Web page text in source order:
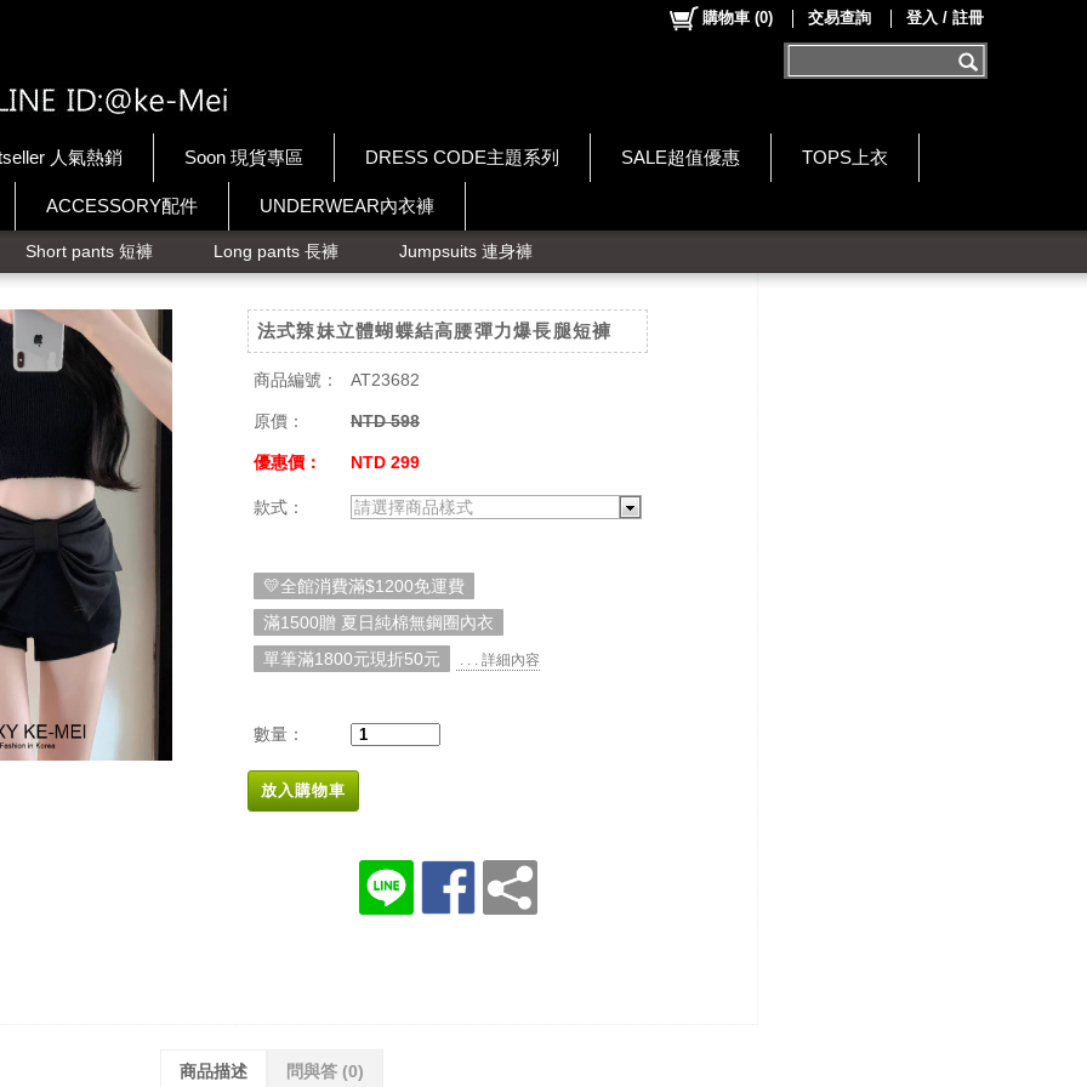
人氣熱銷 Soon 現貨專區 DRESS CODE主題系列 SALE超值優惠 TOPS上衣
ACCESSORY配件 UNDERWEAR內衣褲
購物車 (0) 交易查詢 登入 / 註冊
Short pants 短褲 Long pants 長褲 Jumpsuits 連身褲
法式辣妹立體蝴蝶結高腰彈力爆長腿短褲
商品編號： AT23682
原價： NTD 598
優惠價： NTD 299
款式： 請選擇商品樣式
💛全館消費滿$1200免運費
滿1500贈 夏日純棉無鋼圈內衣
單筆滿1800元現折50元
. . . 詳細內容
數量：
放入購物車
商品描述 問與答 (0)